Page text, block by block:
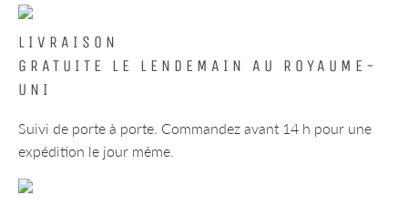
LIVRAISON
GRATUITE LE LENDEMAIN AU ROYAUME-
UNI
Suivi de porte à porte. Commandez avant 14 h pour une
expédition le jour même.